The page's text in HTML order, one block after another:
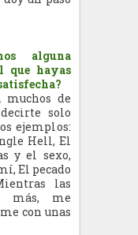
alguna
que hayas
muchos de
solo
ejemplos:
Hell, El
y el sexo,
El pecado
las
más, me
con unas